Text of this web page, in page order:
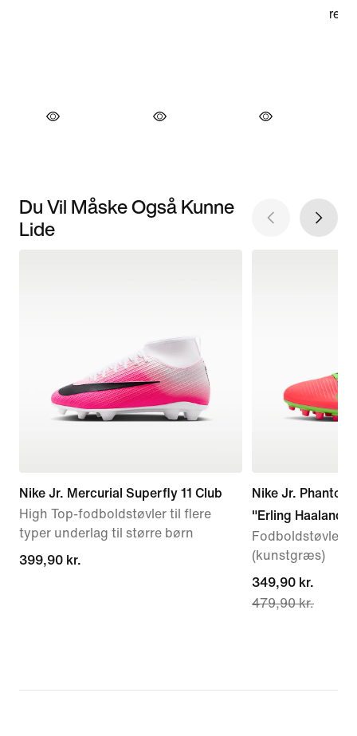
Du Vil Måske Også Kunne
Lide
Nike Jr. Mercurial Superfly 11 Club
High Top-fodboldstøvler til flere
typer underlag til større børn
399,90 kr.
399,90 kr.
Nike Jr.
"Erling Haaland"
Fodboldstøvler
(kunstgræs)
current
price
479,90 kr.
349,90 kr.
479,90 kr.